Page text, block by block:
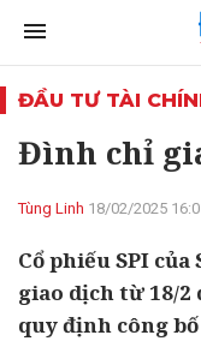
ĐẦU TƯ TÀI
Đình chỉ
Tùng Linh 18/02/2025
Cổ phiếu SPI
giao dịch từ 18/
quy định công